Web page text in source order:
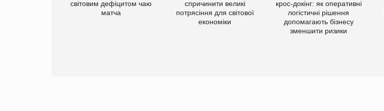
світовим дефіцитом чаю
матча
спричинити великі
потрясіння для світової
економіки
крос-докінг: як оперативні
логістичні рішення
допомагають бізнесу
зменшити ризики